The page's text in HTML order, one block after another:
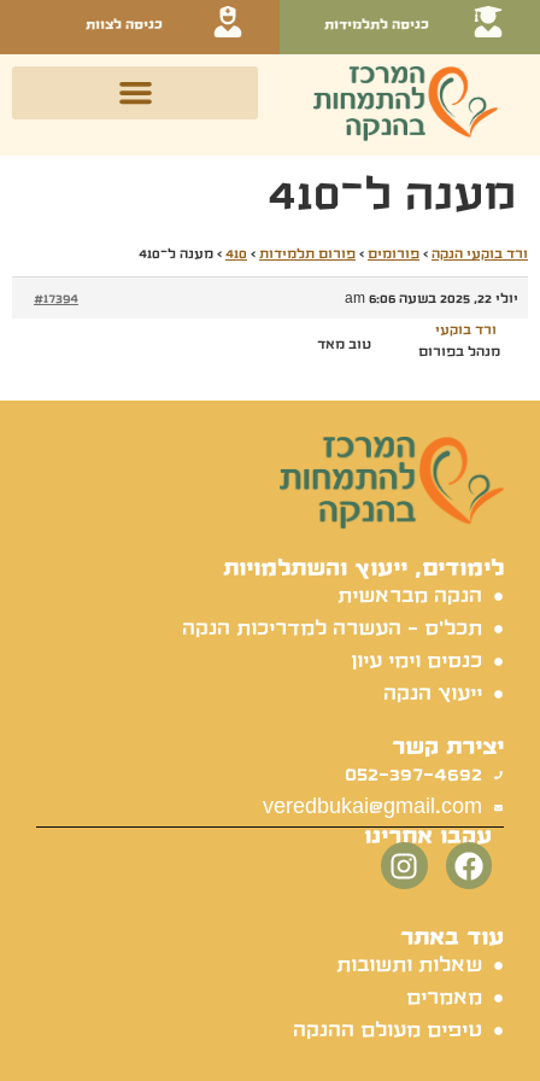
כניסה לתלמידות כניסה לצוות
מענה ל־410
ורד בוקעי הנקה › פורומים › פורום תלמידות ›
410
› מענה ל־410
יולי 22, 2025 בשעה 6:06 am #17394
ורד בוקעי
מנהל בפורום
טוב מאד
לימודים, ייעוץ והשתלמויות
הנקה מבראשית
תכל'ס - העשרה למדריכות הנקה
כנסים וימי עיון
ייעוץ הנקה
יצירת קשר
052-397-4692
veredbukai@gmail.com
עקבו אחרינו
עוד באתר
שאלות ותשובות
מאמרים
טיפים מעולם ההנקה